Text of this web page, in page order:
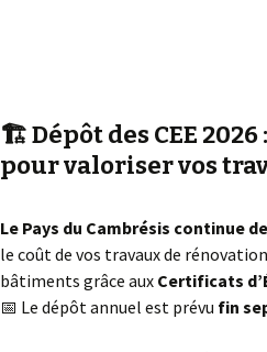
🏗️ Dépôt des CEE
pour valoriser vos
Le Pays du Cambrésis continue
le coût de vos travaux de
bâtiments grâce aux Certificats
📅 Le dépôt annuel est prévu fin